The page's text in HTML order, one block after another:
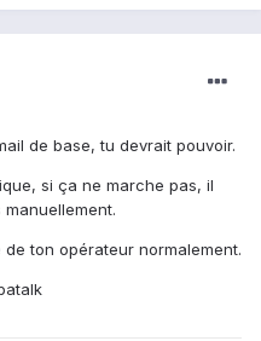
de base, tu devrait pouvoir.
si ça ne marche pas, il
ton opérateur normalement.